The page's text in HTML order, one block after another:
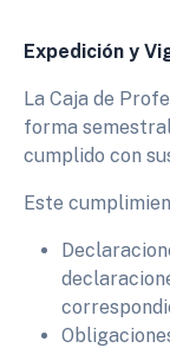
Expedición y
La Caja de
forma
cumplido con
Este